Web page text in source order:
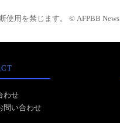
使用を禁じます。 © AFPBB News
わせ
問い合わせ